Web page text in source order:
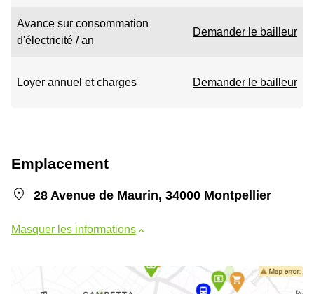
Avance sur consommation
d'électricité / an
Demander le bailleur
Loyer annuel et charges Demander le bailleur
Emplacement
28 Avenue de Maurin, 34000 Montpellier
Masquer les informations